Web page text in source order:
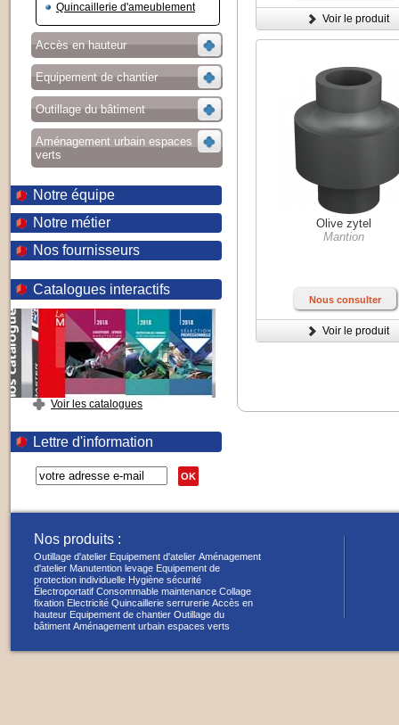
Quincaillerie d'ameublement
Accès en hauteur
Equipement de chantier
Outillage du bâtiment
Aménagement urbain espaces
verts
Notre équipe
Notre métier
Nos fournisseurs
Catalogues interactifs
Voir les catalogues
Lettre d'information
OK
Voir le produit
Olive zytel
Mantion
Nous consulter
Voir le produit
Nos produits :
Outillage d'atelier Equipement d'atelier Aménagement
d'atelier Manutention levage Equipement de
protection individuelle Hygiène sécurité
Électroportatif Consommable maintenance Collage
fixation Electricité Quincaillerie serrurerie Accès en
hauteur Equipement de chantier Outillage du
bâtiment Aménagement urbain espaces verts